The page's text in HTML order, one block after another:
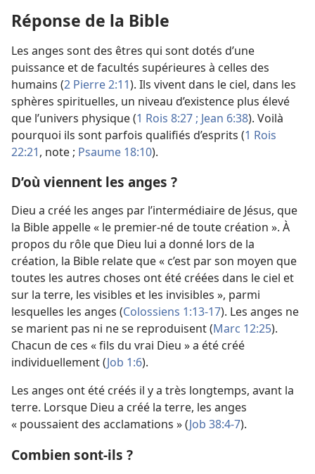
Réponse de la Bible
Les anges sont des êtres qui sont dotés d’une
puissance et de facultés supérieures à celles des
humains (2 Pierre 2:11). Ils vivent dans le ciel, dans les
sphères spirituelles, un niveau d’existence plus élevé
que l’univers physique (1 Rois 8:27 ; Jean 6:38). Voilà
pourquoi ils sont parfois qualifiés d’esprits (1 Rois
22:21, note ; Psaume 18:10).
D’où viennent les anges ?
Dieu a créé les anges par l’intermédiaire de Jésus, que
la Bible appelle « le premier-né de toute création ». À
propos du rôle que Dieu lui a donné lors de la
création, la Bible relate que « c’est par son moyen que
toutes les autres choses ont été créées dans le ciel et
sur la terre, les visibles et les invisibles », parmi
lesquelles les anges (Colossiens 1:13-17). Les anges ne
se marient pas ni ne se reproduisent (Marc 12:25).
Chacun de ces « fils du vrai Dieu » a été créé
individuellement (Job 1:6).
Les anges ont été créés il y a très longtemps, avant la
terre. Lorsque Dieu a créé la terre, les anges
« poussaient des acclamations » (Job 38:4-7).
Combien sont-ils ?